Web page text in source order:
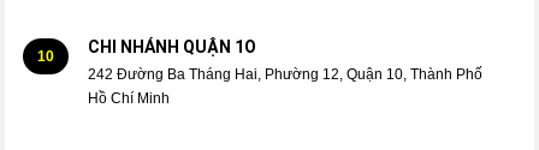
10 CHI NHÁNH QUẬN 1O
242 Đường Ba Tháng Hai, Phường 12, Quận 10, Thành Phố
Hồ Chí Minh